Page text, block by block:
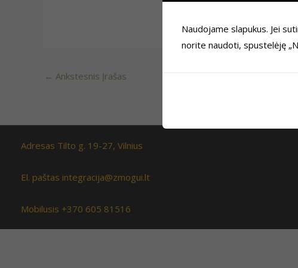
← Ankstesnis Įrašas
Adresas Tilto g. 19-27, Vilnius
El. paštas integracija@zmogui.lt
Mobilusis +370 605 81516
Naudojame slapukus. Jei
norite naudoti, spustelėję